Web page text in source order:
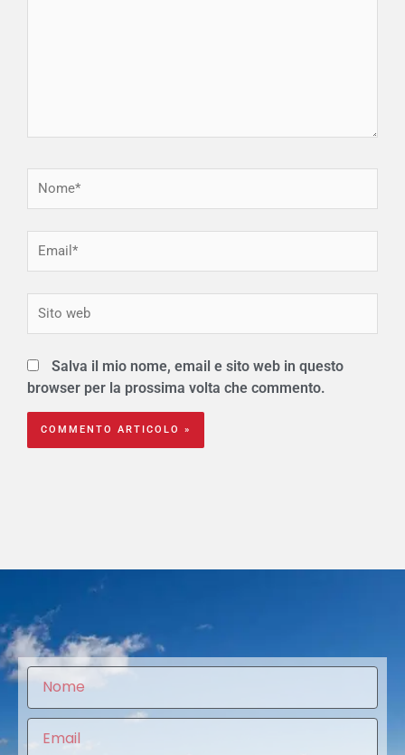
Salva il mio nome, email e sito web in questo
browser per la prossima volta che commento.